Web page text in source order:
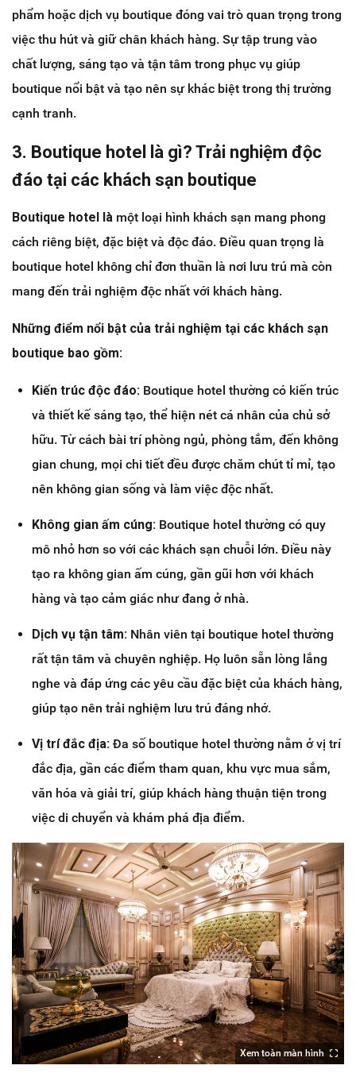
phẩm hoặc dịch vụ boutique đóng vai trò quan trọng trong
việc thu hút và giữ chân khách hàng. Sự tập trung vào
chất lượng, sáng tạo và tận tâm trong phục vụ giúp
boutique nổi bật và tạo nên sự khác biệt trong thị trường
cạnh tranh.
3. Boutique hotel là gì? Trải nghiệm độc
đáo tại các khách sạn boutique
Boutique hotel là một loại hình khách sạn mang phong
cách riêng biệt, đặc biệt và độc đáo. Điều quan trọng là
boutique hotel không chỉ đơn thuần là nơi lưu trú mà còn
mang đến trải nghiệm độc nhất với khách hàng.
Những điểm nổi bật của trải nghiệm tại các khách sạn
boutique bao gồm:
Kiến trúc độc đáo: Boutique hotel thường có kiến trúc
và thiết kế sáng tạo, thể hiện nét cá nhân của chủ sở
hữu. Từ cách bài trí phòng ngủ, phòng tắm, đến không
gian chung, mọi chi tiết đều được chăm chút tỉ mỉ, tạo
nên không gian sống và làm việc độc nhất.
Không gian ấm cúng: Boutique hotel thường có quy
mô nhỏ hơn so với các khách sạn chuỗi lớn. Điều này
tạo ra không gian ấm cúng, gần gũi hơn với khách
hàng và tạo cảm giác như đang ở nhà.
Dịch vụ tận tâm: Nhân viên tại boutique hotel thường
rất tận tâm và chuyên nghiệp. Họ luôn sẵn lòng lắng
nghe và đáp ứng các yêu cầu đặc biệt của khách hàng,
giúp tạo nên trải nghiệm lưu trú đáng nhớ.
Vị trí đắc địa: Đa số boutique hotel thường nằm ở vị trí
đắc địa, gần các điểm tham quan, khu vực mua sắm,
văn hóa và giải trí, giúp khách hàng thuận tiện trong
việc di chuyển và khám phá địa điểm.
Xem toàn màn hình